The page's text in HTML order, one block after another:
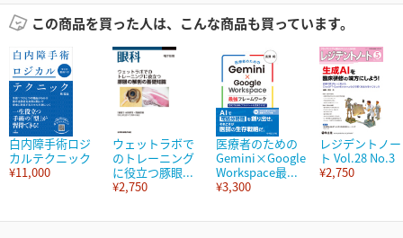
この商品を買った人は、こんな商品も買っています。
白内障手術ロジ
カルテクニック
¥11,000
ウェットラボで
のトレーニング
に役立つ豚眼...
¥2,750
医療者のための
Gemini×Google
Workspace最...
¥3,300
レジデントノー
ト Vol.28 No.3
¥2,750